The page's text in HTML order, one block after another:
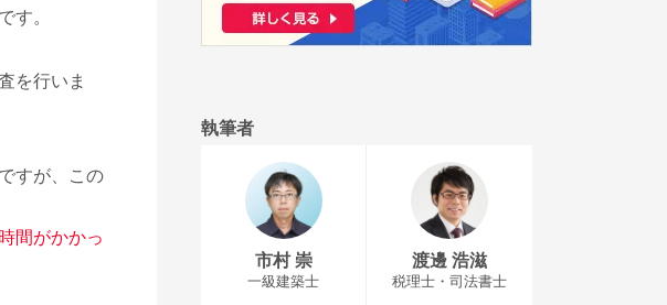
す。
を行いま
すが、この
間がかかっ
執筆者
市村 崇
一級建築士
渡邊 浩滋
税理士・司法書士